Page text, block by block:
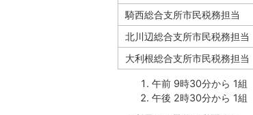
騎西総合支所市民税務担当
北川辺総合支所市民税務担当
大利根総合支所市民税務担当
午前 9時30分から 1組
午後 2時30分から 1組